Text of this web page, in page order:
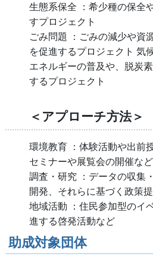
生態系保全 ：希少種の保全
すプロジェクト
ごみ問題 ：ごみの減少や資
を促進するプロジェクト 気
エネルギーの普及や、脱炭
するプロジェクト
＜アプローチ方法＞
環境教育 ：体験活動や出前
セミナーや展覧会の開催など
調査・研究 ：データの収集
開発、それらに基づく政策
地域活動 ：住民参加型のイ
進する啓発活動など
助成対象団体